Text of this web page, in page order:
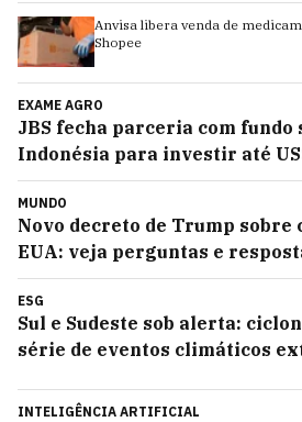
pela
Como um mercadinho do
virou um império de
EXAME AGRO
JBS fecha parceria com fundo
Indonésia para investir até
MUNDO
Novo decreto de Trump sobre
EUA: veja perguntas e
ESG
Sul e Sudeste sob alerta:
série de eventos climáticos
INTELIGÊNCIA ARTIFICIAL